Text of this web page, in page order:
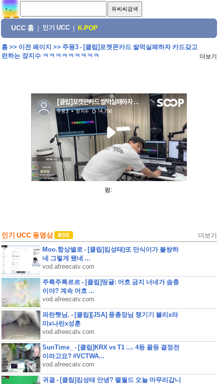
UCC 홈 인기 UCC K-POP
홈>> 이전 페이지 >> 주몽3 - [클립]포켓몬카드 쌀먹실패하자 카드갖고
런하는 장지수 ㅋㅋㅋㅋㅋㅋㅋㅋㅋ
더보기
펌:
인기 UCC 동영상 더보기
Moo.항상별로 - [클립]킴성태)또 만식이가 불쌍하
네 그렇게 됐네 ...
vod.afreecatv.com
주륵주륵르르 - [클립]띵귤: 어흐 금지 너네가 솜충
이야? 계속 어흐 ...
vod.afreecatv.com
파란햇님. - [클립][JSA] 풍총장님 챙기기 블리x라
미x나린x성훈
vod.afreecatv.com
SunTime_ - [클립]KRX vs T1 .... 4등 꼴등 결정전
이라고요? #VCTWA...
vod.afreecatv.com
귀결 - [클립]킴성태 안녕? 팰월드 오늘 마무리갑니